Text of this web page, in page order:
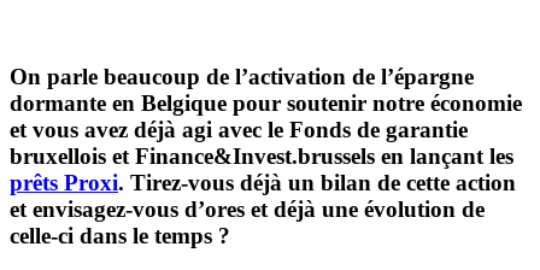
On parle beaucoup de l’activation de l’épargne
dormante en Belgique pour soutenir notre économie
et vous avez déjà agi avec le Fonds de garantie
bruxellois et Finance&Invest.brussels en lançant les
prêts Proxi. Tirez-vous déjà un bilan de cette action
et envisagez-vous d’ores et déjà une évolution de
celle-ci dans le temps ?